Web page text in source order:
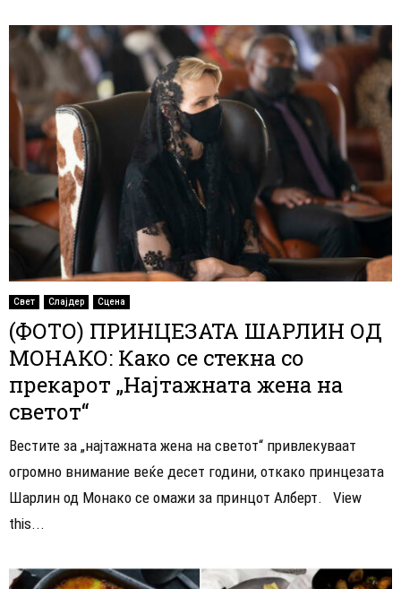
Свет Слајдер Сцена
(ФОТО) ПРИНЦЕЗАТА ШАРЛИН ОД
МОНАКО: Како се стекна со
прекарот „Најтажната жена на
светот“
Вестите за „најтажната жена на светот“ привлекуваат
огромно внимание веќе десет години, откако принцезата
Шарлин од Монако се омажи за принцот Алберт. View
this...